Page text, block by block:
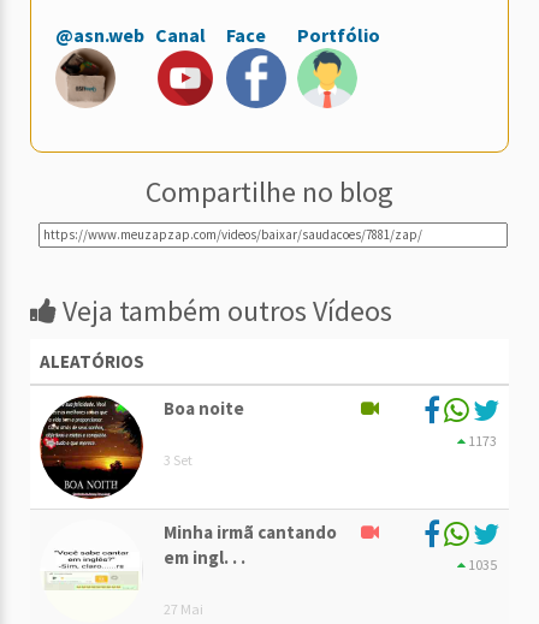
@asn.web Canal Face Portfólio
Compartilhe no blog
Veja também outros Vídeos
ALEATÓRIOS
Boa noite
3 Set
1173
Minha irmã cantando
em ingl. . .
27 Mai
1035